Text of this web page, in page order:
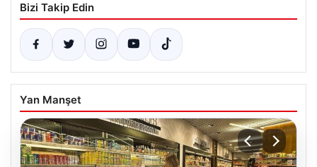
Bizi Takip Edin
Yan Manşet